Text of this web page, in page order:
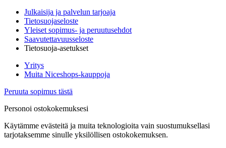
Julkaisija ja palvelun tarjoaja
Tietosuojaseloste
Yleiset sopimus- ja peruutusehdot
Saavutettavuusseloste
Tietosuoja-asetukset
Yritys
Muita Niceshops-kauppoja
Peruuta sopimus tästä
Personoi ostokokemuksesi
Käytämme evästeitä ja muita teknologioita vain suostumuksellasi
tarjotaksemme sinulle yksilöllisen ostokokemuksen.